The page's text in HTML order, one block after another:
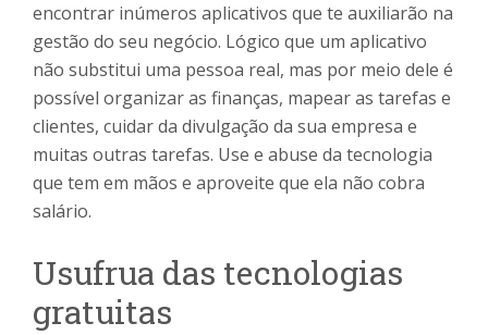
encontrar inúmeros aplicativos que te auxiliarão na
gestão do seu negócio. Lógico que um aplicativo
não substitui uma pessoa real, mas por meio dele é
possível organizar as finanças, mapear as tarefas e
clientes, cuidar da divulgação da sua empresa e
muitas outras tarefas. Use e abuse da tecnologia
que tem em mãos e aproveite que ela não cobra
salário.
Usufrua das tecnologias
gratuitas